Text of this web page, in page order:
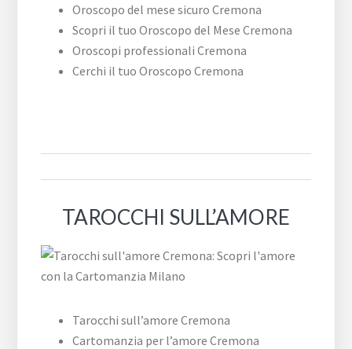
Oroscopo del mese sicuro Cremona
Scopri il tuo Oroscopo del Mese Cremona
Oroscopi professionali Cremona
Cerchi il tuo Oroscopo Cremona
TAROCCHI SULL’AMORE
Tarocchi sull’amore Cremona
Cartomanzia per l’amore Cremona